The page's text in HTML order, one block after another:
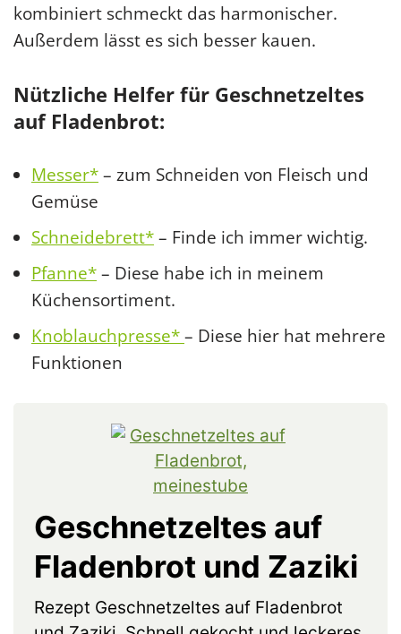
kombiniert schmeckt das harmonischer.
Außerdem lässt es sich besser kauen.
Nützliche Helfer für Geschnetzeltes
auf Fladenbrot:
Messer*– zum Schneiden von Fleisch und
Gemüse
Schneidebrett*– Finde ich immer wichtig.
Pfanne*– Diese habe ich in meinem
Küchensortiment.
Knoblauchpresse*– Diese hier hat mehrere
Funktionen
Geschnetzeltes auf
Fladenbrot und Zaziki
Rezept Geschnetzeltes auf Fladenbrot